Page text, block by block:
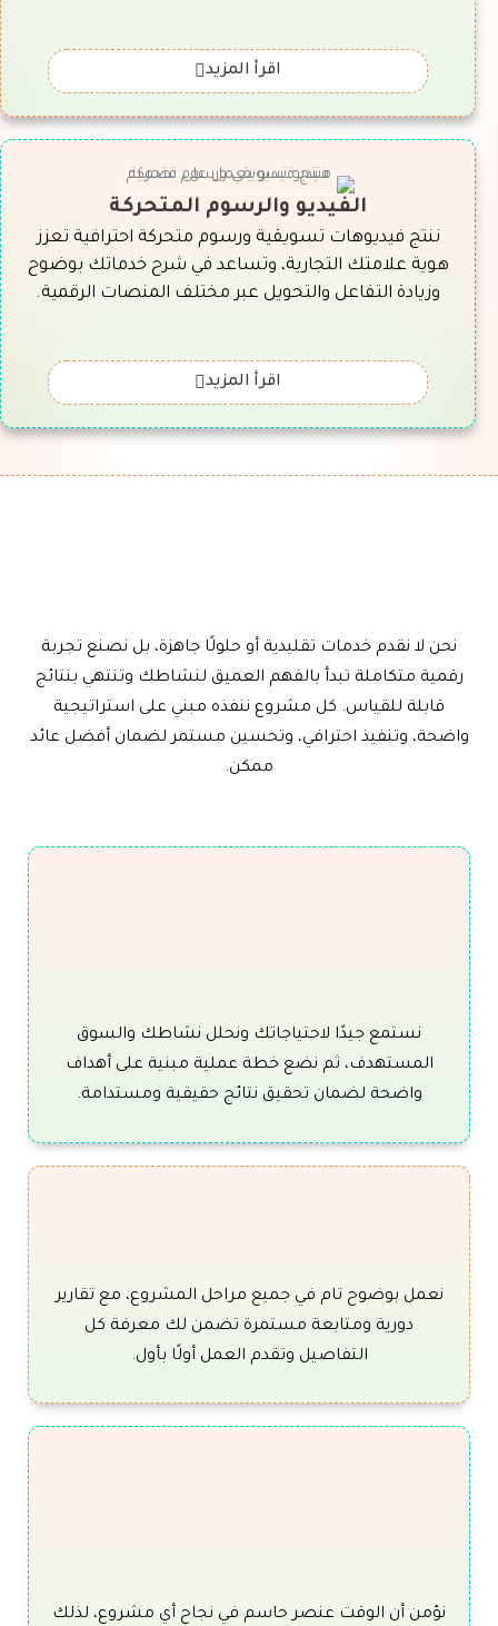
اقرأ المزيد
الفيديو والرسوم المتحركة
ننتج فيديوهات تسويقية ورسوم متحركة احترافية تعزز
هوية علامتك التجارية، وتساعد في شرح خدماتك بوضوح
وزيادة التفاعل والتحويل عبر مختلف المنصات الرقمية.
اقرأ المزيد
نحن لا نقدم خدمات تقليدية أو حلولًا جاهزة، بل نصنع تجربة
رقمية متكاملة تبدأ بالفهم العميق لنشاطك وتنتهي بنتائج
قابلة للقياس. كل مشروع ننفذه مبني على استراتيجية
واضحة، وتنفيذ احترافي، وتحسين مستمر لضمان أفضل عائد
ممكن.
نستمع جيدًا لاحتياجاتك ونحلل نشاطك والسوق
المستهدف، ثم نضع خطة عملية مبنية على أهداف
واضحة لضمان تحقيق نتائج حقيقية ومستدامة.
نعمل بوضوح تام في جميع مراحل المشروع، مع تقارير
دورية ومتابعة مستمرة تضمن لك معرفة كل
التفاصيل وتقدم العمل أولًا بأول.
نؤمن أن الوقت عنصر حاسم في نجاح أي مشروع، لذلك